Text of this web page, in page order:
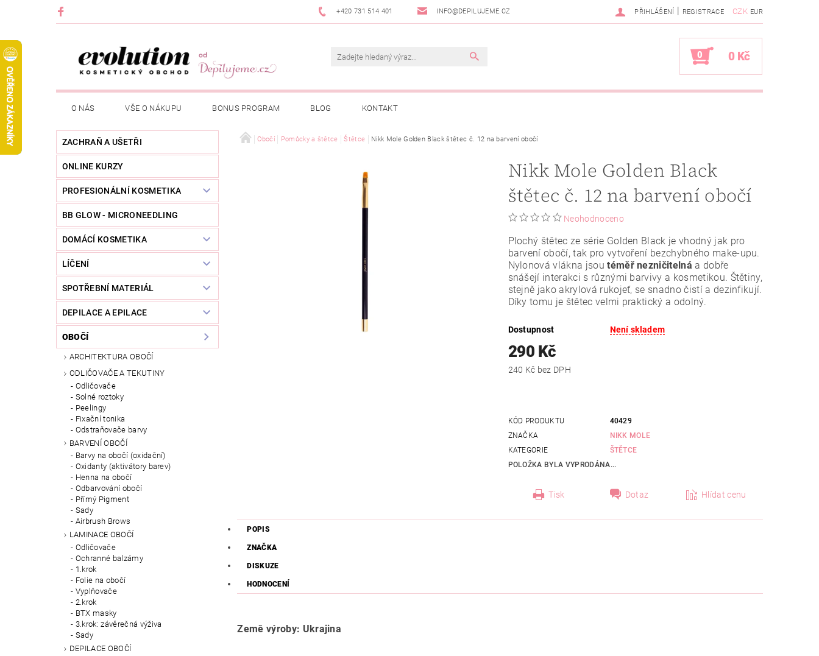
+420 731 514 401 INFO@DEPILUJEME.CZ CZK EUR
PŘIHLÁŠENÍ | REGISTRACE
0 0 Kč
O NÁS VŠE O NÁKUPU BONUS PROGRAM BLOG KONTAKT
ZACHRAŇ A UŠETŘI
ONLINE KURZY
PROFESIONÁLNÍ KOSMETIKA
BB GLOW - MICRONEEDLING
DOMÁCÍ KOSMETIKA
LÍČENÍ
SPOTŘEBNÍ MATERIÁL
DEPILACE A EPILACE
OBOČÍ
ARCHITEKTURA OBOČÍ
ODLIČOVAČE A TEKUTINY
Odličovače
Solné roztoky
Peelingy
Fixační tonika
Odstraňovače barvy
BARVENÍ OBOČÍ
Barvy na obočí (oxidační)
Oxidanty (aktivátory barev)
Henna na obočí
Odbarvování obočí
Přímý Pigment
Sady
Airbrush Brows
LAMINACE OBOČÍ
Odličovače
Ochranné balzámy
1.krok
Folie na obočí
Vyplňovače
2.krok
BTX masky
3.krok: závěrečná výživa
Sady
DEPILACE OBOČÍ
Obočí Pomůcky a štětce Štětce Nikk Mole Golden Black štětec č. 12 na barvení obočí
Nikk Mole Golden Black
štětec č. 12 na barvení obočí
Neohodnoceno
Plochý štětec ze série Golden Black je vhodný jak pro
barvení obočí, tak pro vytvoření bezchybného make-upu.
Nylonová vlákna jsou téměř nezničitelná a dobře
snášejí interakci s různými barvivy a kosmetikou. Štětiny,
stejně jako akrylová rukojeť, se snadno čistí a dezinfikují.
Díky tomu je štětec velmi praktický a odolný.
Dostupnost Není skladem
290 Kč
240 Kč bez DPH
KÓD PRODUKTU
40429
ZNAČKA
NIKK MOLE
KATEGORIE
ŠTĚTCE
POLOŽKA BYLA VYPRODÁNA...
Tisk Dotaz Hlídat cenu
POPIS
ZNAČKA
DISKUZE
HODNOCENÍ
Země výroby: Ukrajina